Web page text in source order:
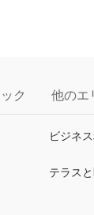
ク 他のエ
ビジネ
テラス